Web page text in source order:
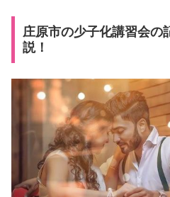
庄原市の少子化講習会の
説！